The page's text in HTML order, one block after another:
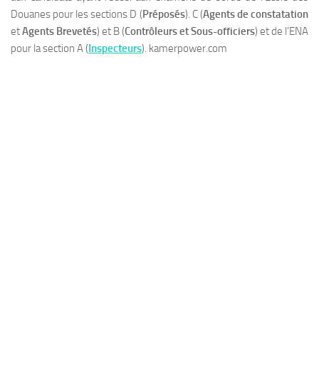
Douanes pour les sections D (Préposés). C (Agents de constatation
etAgents Brevetés) et B (Contrôleurs et Sous-officiers) et de l’ENA
pour la section A (Inspecteurs). kamerpower.com